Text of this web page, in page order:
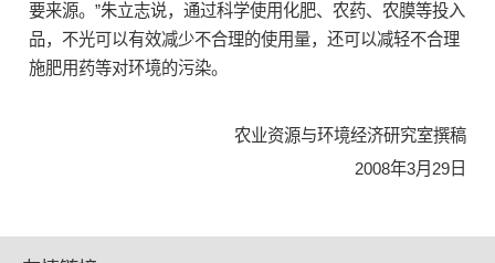
要来源。”朱立志说，通过科学使用化肥、农药、农膜等投入
品，不光可以有效减少不合理的使用量，还可以减轻不合理
施肥用药等对环境的污染。
农业资源与环境经济研究室撰稿
2008年3月29日